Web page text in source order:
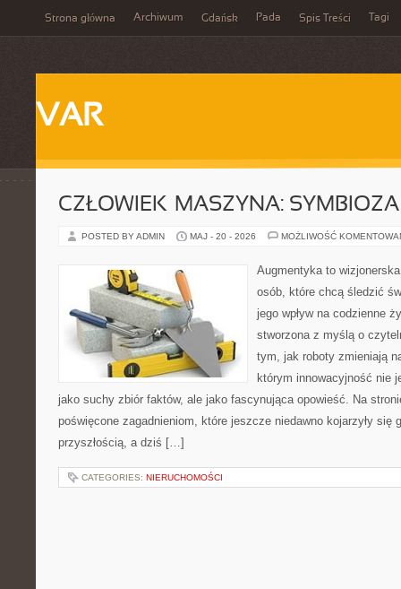
Strona główna Archiwum Gdańsk Pada Spis Treści Tagi
VAR
CZŁOWIEK–MASZYNA: SYMBIOZA
POSTED BY ADMIN MAJ - 20 - 2026 MOŻLIWOŚĆ
Augmentyka to
osób, które chcą śledzić
jego wpływ na codzienne
stworzona z myślą o
tym, jak roboty zmieniają
którym innowacyjność nie
jako suchy zbiór faktów, ale jako fascynująca opowieść. Na
poświęcone zagadnieniom, które jeszcze niedawno kojarzyły się
przyszłością, a dziś […]
CATEGORIES: NIERUCHOMOŚCI